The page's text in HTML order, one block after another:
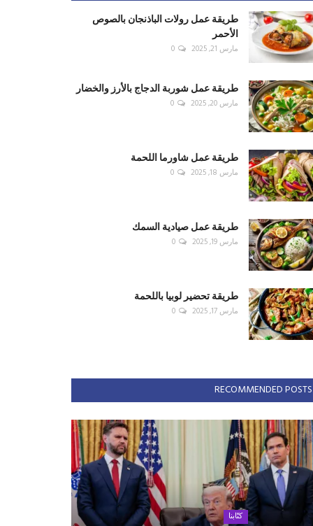
طريقة عمل رولات الباذنجان بالصوص
الأحمر
مارس 21, 2025 0
طريقة عمل شوربة الدجاج بالأرز والخضار
مارس 20, 2025 0
طريقة عمل شاورما اللحمة
مارس 18, 2025 0
طريقة عمل صيادية السمك
مارس 19, 2025 0
طريقة تحضير لوبيا باللحمة
مارس 17, 2025 0
RECOMMENDED POSTS
كتّابنا